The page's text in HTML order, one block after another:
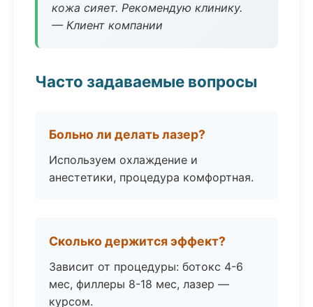
кожа сияет. Рекомендую клинику.
— Клиент компании
Часто задаваемые вопросы
Больно ли делать лазер?
Используем охлаждение и
анестетики, процедура комфортная.
Сколько держится эффект?
Зависит от процедуры: ботокс 4-6
мес, филлеры 8-18 мес, лазер —
курсом.